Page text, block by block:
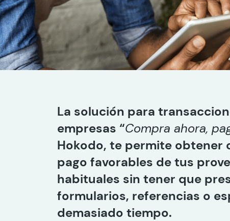
La solución para
empresas “Compra ahora,
Hokodo, te permite obtener
pago favorables de tus
habituales sin tener que
formularios, referencias o
demasiado tiempo.